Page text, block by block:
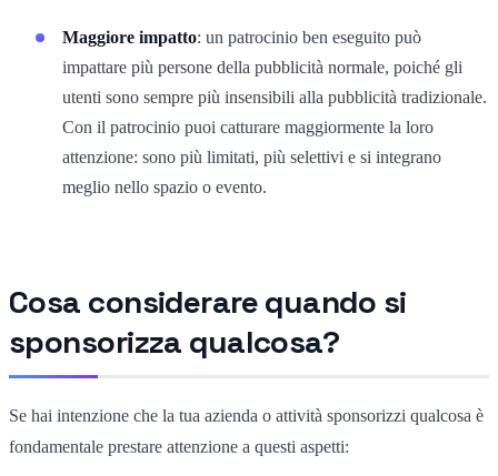
Maggiore impatto: un patrocinio ben eseguito può
impattare più persone della pubblicità normale, poiché gli
utenti sono sempre più insensibili alla pubblicità tradizionale.
Con il patrocinio puoi catturare maggiormente la loro
attenzione: sono più limitati, più selettivi e si integrano
meglio nello spazio o evento.
Cosa considerare quando si
sponsorizza qualcosa?
Se hai intenzione che la tua azienda o attività sponsorizzi qualcosa è
fondamentale prestare attenzione a questi aspetti: